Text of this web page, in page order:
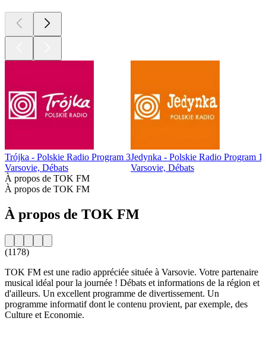
Trójka - Polskie Radio Program 3
Varsovie, Débats
Jedynka - Polskie Radio Program 1
Varsovie, Débats
À propos de TOK FM
À propos de TOK FM
À propos de TOK FM
(1178)
TOK FM est une radio appréciée située à Varsovie. Votre partenaire
musical idéal pour la journée ! Débats et informations de la région et
d'ailleurs. Un excellent programme de divertissement. Un
programme informatif dont le contenu provient, par exemple, des
Culture et Economie.